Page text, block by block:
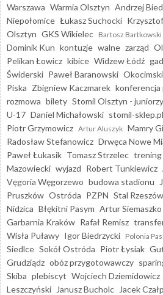
Warszawa Warmia Olsztyn Andrzej
Niepołomice Łukasz Suchocki
Olsztyn GKS Wikielec Bartosz Bartkowski
Dominik Kun kontuzje walne zarząd
Pelikan Łowicz kibice Widzew Łódź
Świderski Paweł Baranowski
Piska Zbigniew Kaczmarek konferencja
rozmowa bilety Stomil Olsztyn - juniorzy
U-17 Daniel Michałowski stomil-sklep.pl
Piotr Grzymowicz Artur Aluszyk Mamry
Radosław Stefanowicz Drwęca Nowe
Paweł Łukasik Tomasz Strzelec trening
Mazowiecki wyjazd Robert Tunkiewicz
Vęgoria Węgorzewo budowa stadionu
Pruszków Ostróda PZPN Stal Rzeszów
Nidzica Błękitni Pasym Artur Siemaszko
Garbarnia Kraków Rafał Remisz
Wisła Puławy Igor Biedrzycki Polonia
Siedlce Sokół Ostróda Piotr Łysiak
Grudziądz obóz przygotowawczy
Skiba plebiscyt Wojciech Dziemidowicz
Leszczyński
Janusz Bucholc Jacek